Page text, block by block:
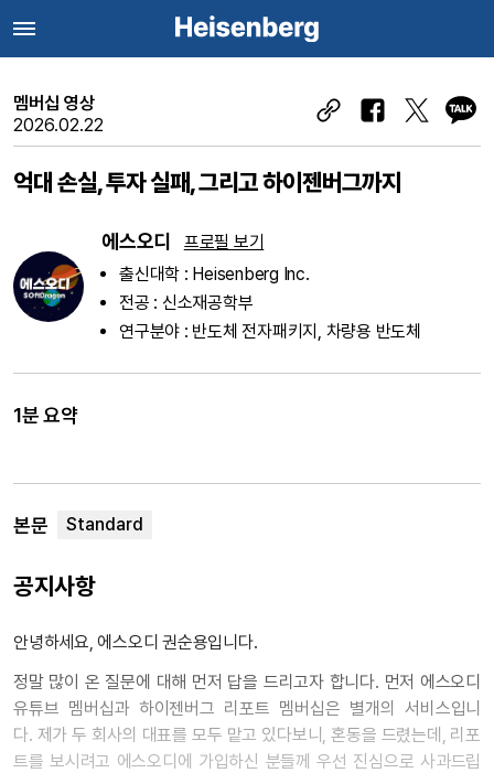
멤버십 영상
2026.02.22
억대 손실, 투자 실패, 그리고 하이젠버그까지
에스오디
프로필 보기
출신대학 : Heisenberg Inc.
전공 : 신소재공학부
연구분야 : 반도체 전자패키지, 차량용 반도체
1분 요약
본문
공지사항
안녕하세요, 에스오디 권순용입니다.
정말 많이 온 질문에 대해 먼저 답을 드리고자 합니다. 먼저 에스오디
유튜브 멤버십과 하이젠버그 리포트 멤버십은 별개의 서비스입니
다. 제가 두 회사의 대표를 모두 맡고 있다보니, 혼동을 드렸는데, 리포
트를 보시려고 에스오디에 가입하신 분들께 우선 진심으로 사과드립